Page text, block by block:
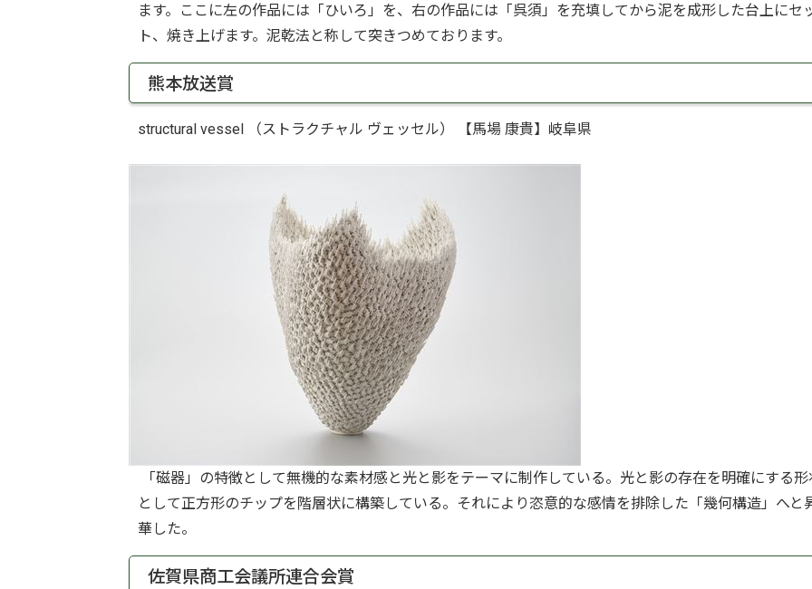
ます。ここに左の作品には「ひいろ」を、右の作品には「呉須」を充填してから泥を成形した台上にセ
ト、焼き上げます。泥乾法と称して突きつめております。
熊本放送賞
structural vessel （ストラクチャル ヴェッセル） 【馬場 康貴】岐阜県
「磁器」の特徴として無機的な素材感と光と影をテーマに制作している。光と影の存在を明確にする形
として正方形のチップを階層状に構築している。それにより恣意的な感情を排除した「幾何構造」へと
華した。
佐賀県商工会議所連合会賞